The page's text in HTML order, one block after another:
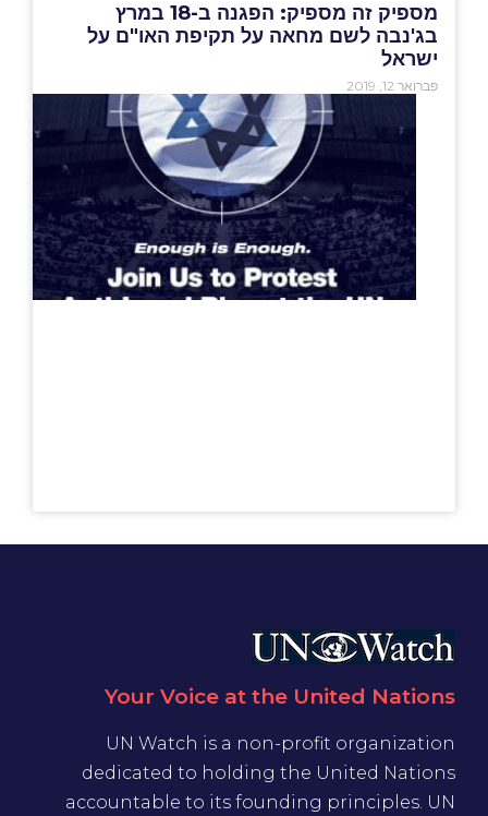
מספיק זה מספיק: הפגנה ב-18 במרץ
בג'נבה לשם מחאה על תקיפת האו"ם על
ישראל
פברואר 12, 2019
Your Voice at the United Nations
UN Watch is a non-profit organization
dedicated to holding the United Nations
accountable to its founding principles. UN